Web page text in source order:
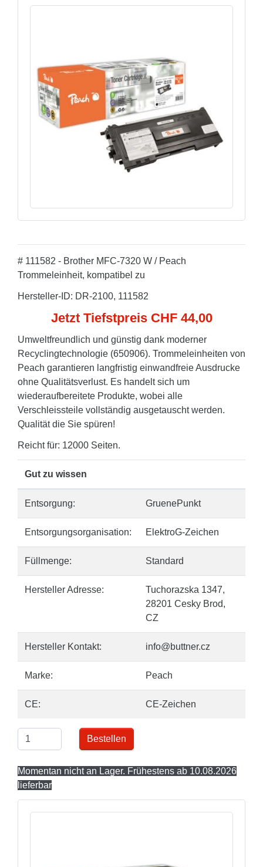
# 111582 - Brother MFC-7320 W / Peach
Trommeleinheit, kompatibel zu
Hersteller-ID: DR-2100, 111582
Jetzt Tiefstpreis CHF 44,00
Umweltfreundlich und günstig dank moderner
Recyclingtechnologie (650906). Trommeleinheiten von
Peach garantieren langfristig einwandfreie Ausdrucke
ohne Qualitätsverlust. Es handelt sich um
wiederaufbereitete Produkte, wobei alle
Verschleissteile vollständig ausgetauscht werden.
Qualität die Sie spüren!
Reicht für: 12000 Seiten.
Gut zu wissen
Entsorgung: GruenePunkt
Entsorgungsorganisation: ElektroG-Zeichen
Füllmenge: Standard
Hersteller Adresse:
Tuchorazska 1347,
28201 Cesky Brod,
CZ
Hersteller Kontakt: info@buttner.cz
Marke: Peach
CE: CE-Zeichen
Bestellen
Momentan nicht an Lager. Frühestens ab 10.08.2026
lieferbar